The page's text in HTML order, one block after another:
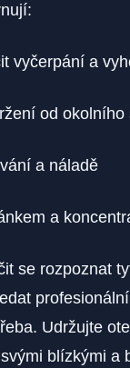
vyčerpání a
od‌ okolního
a náladě
a
se rozpoznat
Udržujte
blízkými a